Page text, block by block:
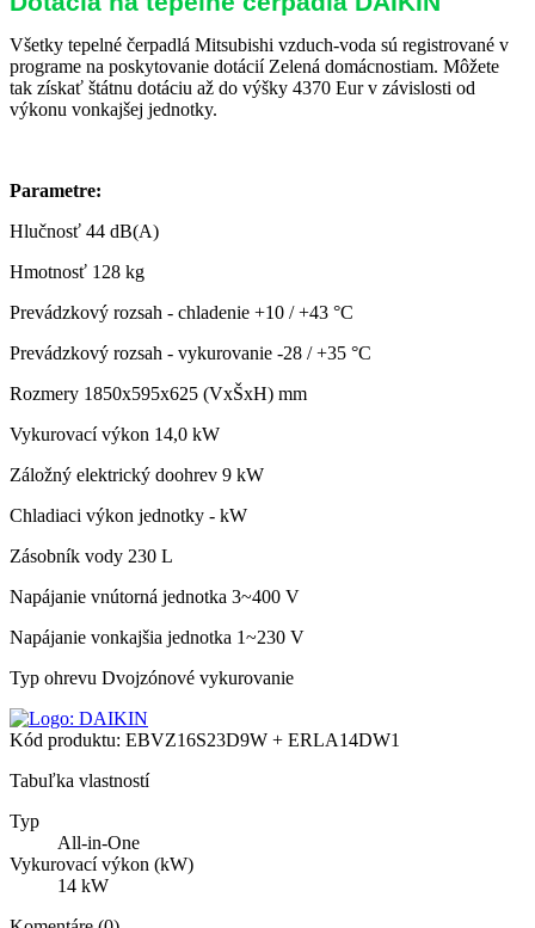
Všetky tepelné čerpadlá Mitsubishi vzduch-voda sú registrované v
programe na poskytovanie dotácií Zelená domácnostiam. Môžete
tak získať štátnu dotáciu až do výšky 4370 Eur v závislosti od
výkonu vonkajšej jednotky.
Parametre:
Hlučnosť 44 dB(A)
Hmotnosť 128 kg
Prevádzkový rozsah - chladenie +10 / +43 °C
Prevádzkový rozsah - vykurovanie -28 / +35 °C
Rozmery 1850x595x625 (VxŠxH) mm
Vykurovací výkon 14,0 kW
Záložný elektrický doohrev 9 kW
Chladiaci výkon jednotky - kW
Zásobník vody 230 L
Napájanie vnútorná jednotka 3~400 V
Napájanie vonkajšia jednotka 1~230 V
Typ ohrevu Dvojzónové vykurovanie
Kód produktu: EBVZ16S23D9W + ERLA14DW1
Tabuľka vlastností
Typ
All-in-One
Vykurovací výkon (kW)
14 kW